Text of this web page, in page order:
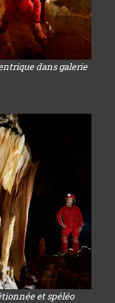
dans galerie
et spéléo